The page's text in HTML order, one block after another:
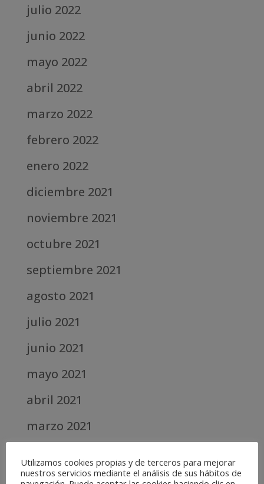
julio 2022
junio 2022
mayo 2022
abril 2022
marzo 2022
febrero 2022
enero 2022
diciembre 2021
noviembre 2021
octubre 2021
septiembre 2021
agosto 2021
julio 2021
junio 2021
mayo 2021
abril 2021
marzo 2021
diciembre 2020
Utilizamos cookies propias y de terceros para mejorar
nuestros servicios mediante el análisis de sus hábitos de